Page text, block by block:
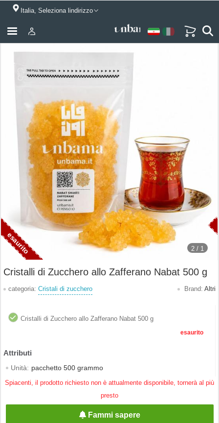
Italia, Seleziona lindirizzo
2 / 1
Cristalli di Zucchero allo Zafferano Nabat 500 g
categoria: Cristali di zucchero Brand: Altri
Cristalli di Zucchero allo Zafferano Nabat 500 g
esaurito
Unità: pacchetto 500 grammo
Spiacenti, il prodotto richiesto non è attualmente disponibile, tornerà al più
presto
Fammi sapere